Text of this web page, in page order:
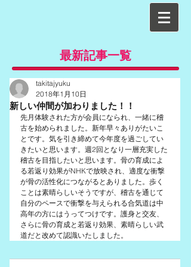
最新記事一覧
新しい仲間が加わりました！！
takitajyuku
2018年1月10日
先月体験された方が会員になられ、一緒に稽
古を始められました。新年早々ありがたいこ
とです。気を引き締めて今年度を過ごしてい
きたいと思います。週2回となり一層充実した
稽古を目指したいと思います。骨の育成によ
る若返り効果がNHKで放映され、適度な衝撃
が骨の活性化につながるとありました。歩く
ことは素晴らしいそうですが、稽古を通じて
自分のペースで衝撃を与えられる合気道は中
高年の方にはうってつけです。護身と交友、
さらに骨の育成と若返り効果、素晴らしい武
道だと改めて認識いたしました。